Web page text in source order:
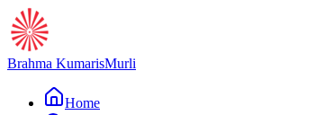
Brahma KumarisMurli
Home